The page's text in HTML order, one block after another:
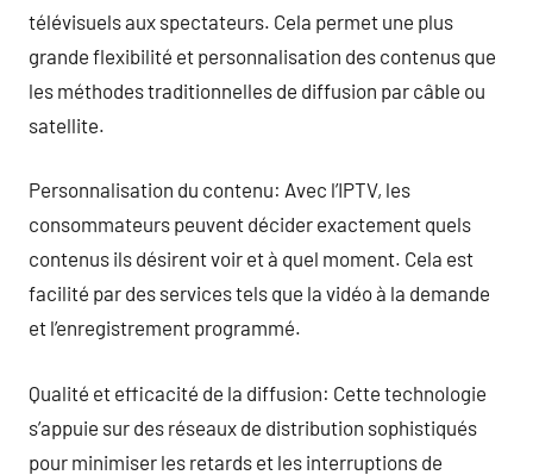
télévisuels aux spectateurs. Cela permet une plus
grande flexibilité et personnalisation des contenus que
les méthodes traditionnelles de diffusion par câble ou
satellite.
Personnalisation du contenu: Avec l’IPTV, les
consommateurs peuvent décider exactement quels
contenus ils désirent voir et à quel moment. Cela est
facilité par des services tels que la vidéo à la demande
et l’enregistrement programmé.
Qualité et efficacité de la diffusion: Cette technologie
s’appuie sur des réseaux de distribution sophistiqués
pour minimiser les retards et les interruptions de